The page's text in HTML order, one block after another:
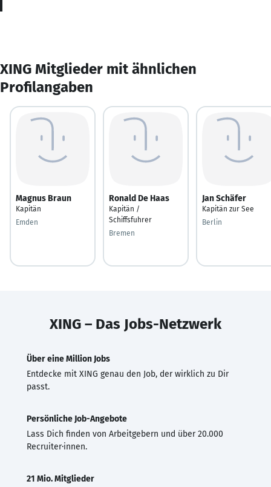
XING Mitglieder mit ähnlichen
Profilangaben
Magnus Braun
Kapitän
Emden
Ronald De Haas
Kapitän /
Schiffsfuhrer
Bremen
Jan Schäfer
Kapitän zur See
Berlin
XING – Das Jobs-Netzwerk
Über eine Million Jobs
Entdecke mit XING genau den Job, der wirklich zu Dir
passt.
Persönliche Job-Angebote
Lass Dich finden von Arbeitgebern und über 20.000
Recruiter·innen.
21 Mio. Mitglieder